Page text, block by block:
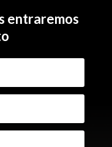
entraremos